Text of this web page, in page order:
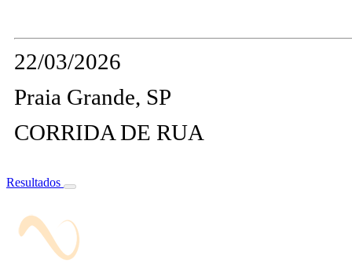
22/03/2026
Praia Grande, SP
CORRIDA DE RUA
Resultados